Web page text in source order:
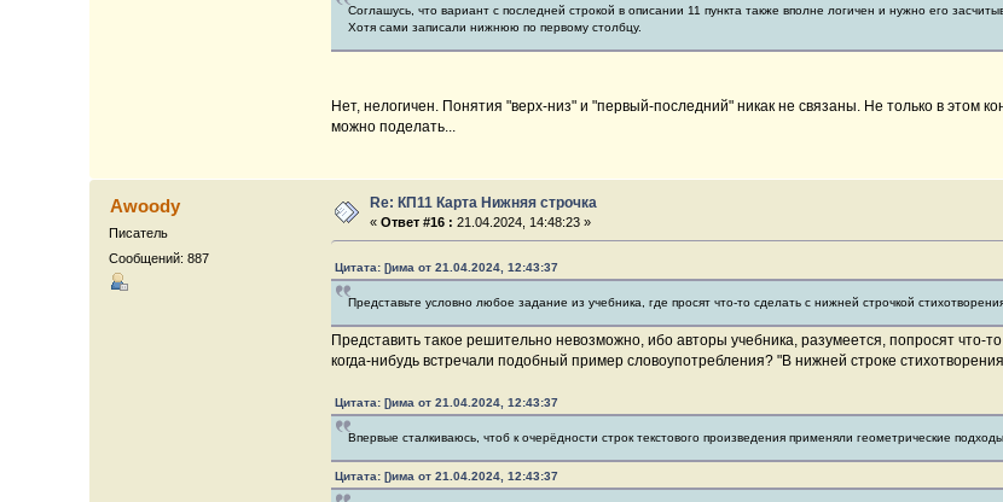
Соглашусь, что вариант с последней строкой в описании 11 пункта также вполне логичен и нужно его
Хотя сами записали нижнюю по первому столбцу.
Нет, нелогичен. Понятия "верх-низ" и "первый-последний" никак не связаны. Не только в этом
можно поделать...
Awoody
Писатель
Сообщений: 887
Re: КП11 Карта Нижняя строчка
«Ответ #16 : 21.04.2024, 14:48:23 »
Цитата: [)има от 21.04.2024, 12:43:37
Представьте условно любое задание из учебника, где просят что-то сделать с нижней строчкой
Представить такое решительно невозможно, ибо авторы учебника, разумеется, попросят
когда-нибудь встречали подобный пример словоупотребления? "В нижней строке
Цитата: [)има от 21.04.2024, 12:43:37
Впервые сталкиваюсь, чтоб к очерёдности строк текстового произведения применяли геометрические подходы.
Цитата: [)има от 21.04.2024, 12:43:37